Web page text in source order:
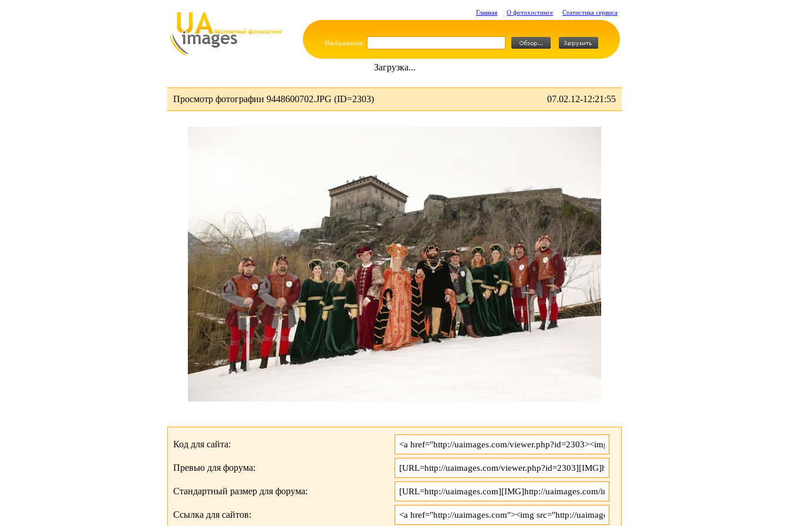
Главная О фотохостинге Статистика сервиса
Изображения:
Загрузка...
Просмотр фотографии 9448600702.JPG (ID=2303) 07.02.12-12:21:55
Код для сайта:
Превью для форума:
Стандартный размер для форума:
Ссылка для сайтов: